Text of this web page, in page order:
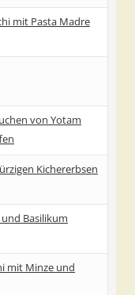
mit Pasta Madre
von Yotam
Kichererbsen
Basilikum
mit Minze und